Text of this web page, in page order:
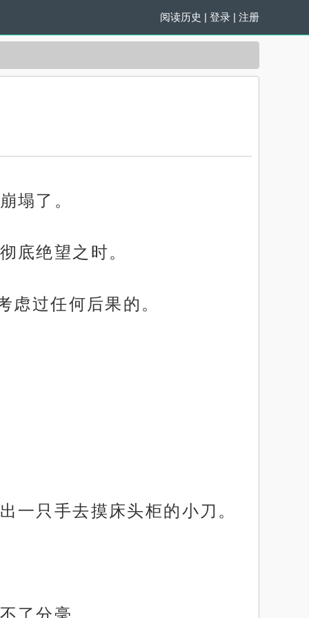
阅读历史 | 登录 | 注册
塌了。
底绝望之时。
虑过任何后果的。
一只手去摸床头柜的小刀。
了分毫。